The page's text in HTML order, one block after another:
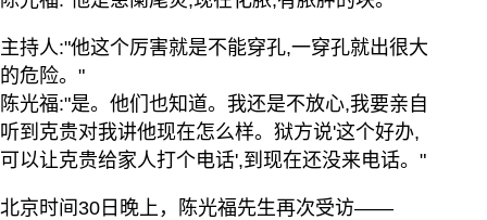
主持人:"他这个厉害就是不能穿孔,一穿孔就出很大
的危险。"
陈光福:"是。他们也知道。我还是不放心,我要亲自
听到克贵对我讲他现在怎么样。狱方说'这个好办,
可以让克贵给家人打个电话',到现在还没来电话。"
北京时间30日晚上，陈光福先生再次受访——